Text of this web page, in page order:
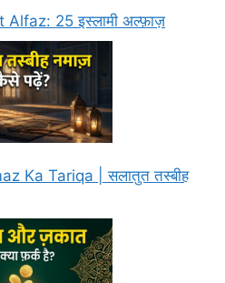
25 इस्लामी अल्फ़ाज़
Ka Tariqa | सलातुत तस्बीह